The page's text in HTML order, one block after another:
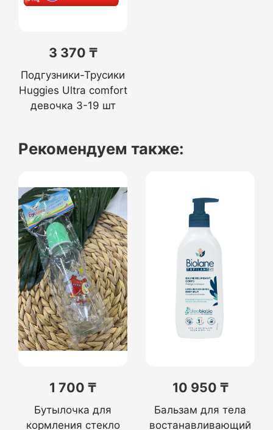
3 370 ₸
Подгузники-Трусики
Huggies Ultra comfort
девочка 3-19 шт
Рекомендуем также:
1 700 ₸
Бутылочка для
кормления стекло
10 950 ₸
Бальзам для тела
востанавливающий